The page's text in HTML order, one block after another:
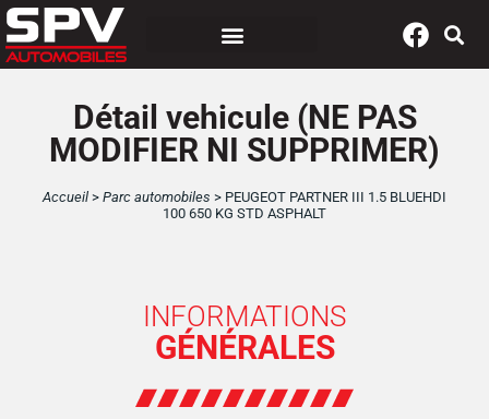
Panneau de gestion des cookies
Détail vehicule (NE PAS
MODIFIER NI SUPPRIMER)
Accueil > Parc automobiles > PEUGEOT PARTNER III 1.5 BLUEHDI
100 650 KG STD ASPHALT
INFORMATIONS
GÉNÉRALES